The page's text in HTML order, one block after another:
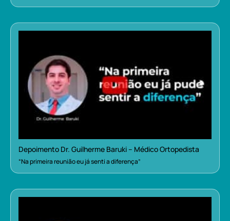
Depoimento Dr. Guilherme Baruki – Médico Ortopedista
“Na primeira reunião eu já senti a diferença”